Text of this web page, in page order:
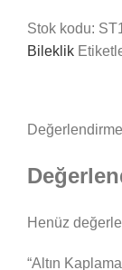
Stok kodu:
Bileklik
Henüz
“Altın